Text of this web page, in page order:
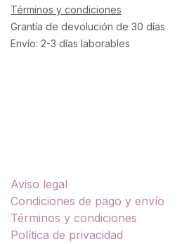
Términos y condiciones
Grantía de devolución de 30 días
Envío: 2-3 días laborables
Aviso legal
Condiciones de pago y envío
Términos y condiciones
Política de privacidad